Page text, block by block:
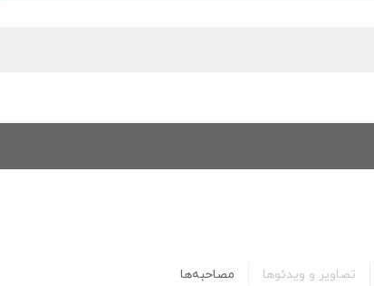
تصاویر و ویدئوها مصاحبه‌ها